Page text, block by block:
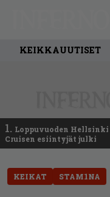
KEIKKAUUTISET
1. Loppuvuoden
Cruisen esiintyjät julki
KEIKAT STAM1NA